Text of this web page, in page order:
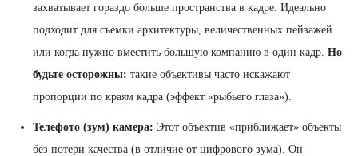
захватывает гораздо больше пространства в кадре. Идеально
подходит для съемки архитектуры, величественных пейзажей
или когда нужно вместить большую компанию в один кадр. Но
будьте осторожны: такие объективы часто искажают
пропорции по краям кадра (эффект «рыбьего глаза»).
Телефото (зум) камера: Этот объектив «приближает» объекты
без потери качества (в отличие от цифрового зума). Он